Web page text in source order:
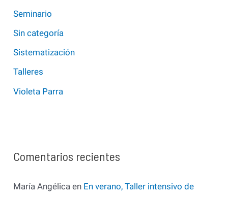
Seminario
Sin categoría
Sistematización
Talleres
Violeta Parra
Comentarios recientes
María Angélica en En verano, Taller intensivo de